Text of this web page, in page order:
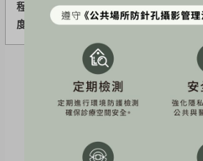
程
度
感 些微拉扯感
重點解析：
綠寶石減脂雷射：
適合 BMI 偏
泛或希望先進行大面積脂肪管
阿爾發冷凍減脂：
適合局部脂